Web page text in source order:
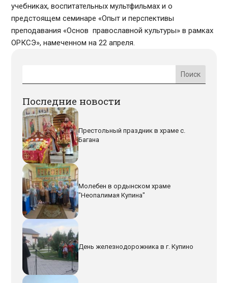
учебниках, воспитательных мультфильмах и о
предстоящем семинаре «Опыт и перспективы
преподавания «Основ православной культуры» в рамках
ОРКСЭ», намеченном на 22 апреля.
Последние новости
Престольный праздник в храме с.
Багана
Молебен в ордынском храме
"Неопалимая Купина"
День железнодорожника в г. Купино